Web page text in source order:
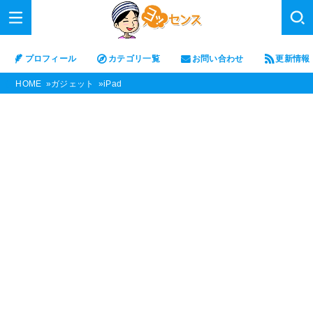
プロフィール カテゴリ一覧 お問い合わせ 更新情報
HOME ガジェット iPad